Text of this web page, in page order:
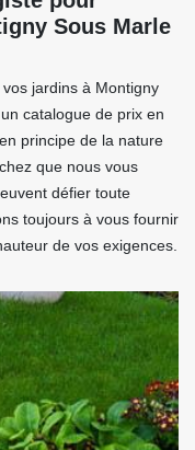
Sous Marle
jardins à Montigny
catalogue de prix en
principe de la nature
que nous vous
défier toute
toujours à vous fournir
de vos exigences.